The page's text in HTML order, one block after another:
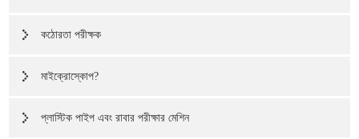
কঠোরতা পরীক্ষক
মাইক্রোস্কোপ?
প্লাস্টিক পাইপ এবং রাবার পরীক্ষার মেশিন